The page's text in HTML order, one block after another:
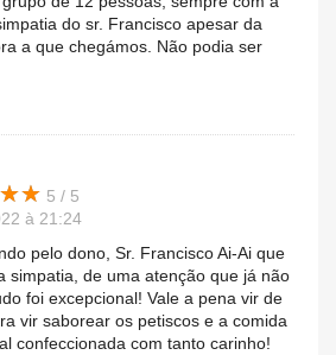
do sr. Francisco apesar da
a que chegámos. Não podia ser
★★
★★ 5 / 5
à 21:24
pelo dono, Sr. Francisco Ai-Ai que
simpatia, de uma atenção que já não
foi excepcional! Vale a pena vir de
vir saborear os petiscos e a comida
confeccionada com tanto carinho!